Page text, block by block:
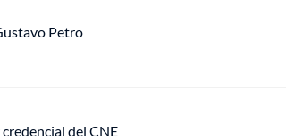
Petro
del CNE